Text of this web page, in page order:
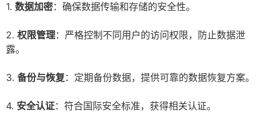
1. 数据加密：确保数据传输和存储的安全性。
2. 权限管理：严格控制不同用户的访问权限，防止数据泄
露。
3. 备份与恢复 ：定期备份数据，提供可靠的数据恢复方案。
4. 安全认证：符合国际安全标准，获得相关认证。